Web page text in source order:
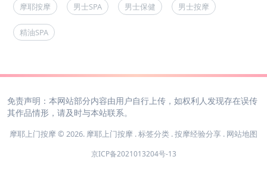
摩耶按摩 男士SPA 男士保健 男士按摩
精油SPA
免责声明：本网站部分内容由用户自行上传，如权利人发现存在误传
其作品情形，请及时与本站联系。
摩耶上门按摩 © 2026. 摩耶上门按摩 .标签分类 .按摩经验分享 . 网站地图
京ICP备2021013204号-13